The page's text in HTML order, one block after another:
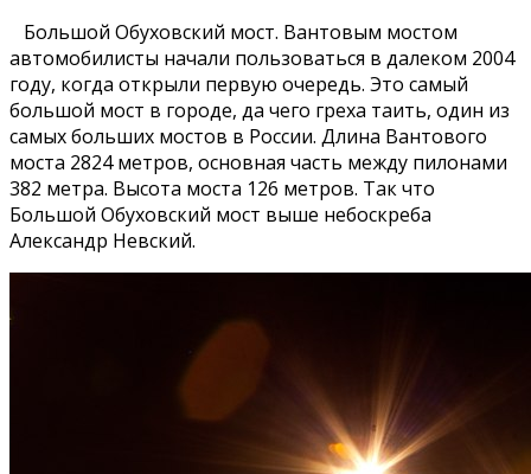
Большой Обуховский мост. Вантовым мостом
автомобилисты начали пользоваться в далеком 2004
году, когда открыли первую очередь. Это самый
большой мост в городе, да чего греха таить, один из
самых больших мостов в России. Длина Вантового
моста 2824 метров, основная часть между пилонами
382 метра. Высота моста 126 метров. Так что
Большой Обуховский мост выше небоскреба
Александр Невский.